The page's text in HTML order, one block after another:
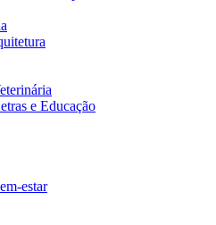
e Educação
estar